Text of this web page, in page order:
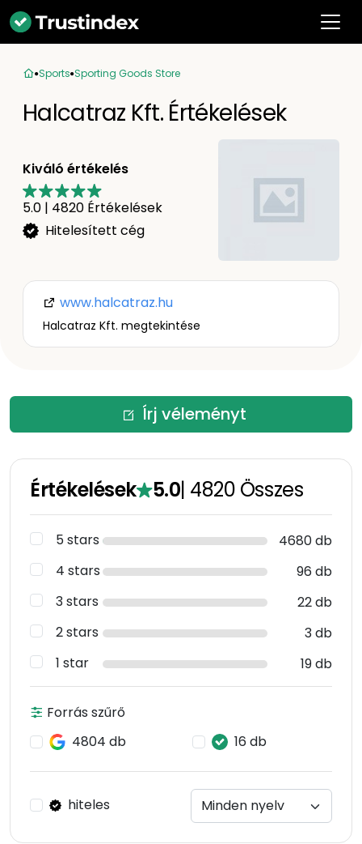
Sports Sporting Goods Store
Halcatraz Kft. Értékelések
Kiváló értékelés
5.0 | 4820 Értékelések
Hitelesített cég
www.halcatraz.hu
Halcatraz Kft. megtekintése
Írj véleményt
Értékelések 5.0| 4820 Összes
5 stars
4680 db
4 stars
96 db
3 stars
22 db
2 stars
3 db
1 star
19 db
Forrás szűrő
4804 db
16 db
hiteles